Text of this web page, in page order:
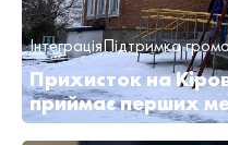
ІнтеграціяПідтримка
Прихисток на
приймає перших